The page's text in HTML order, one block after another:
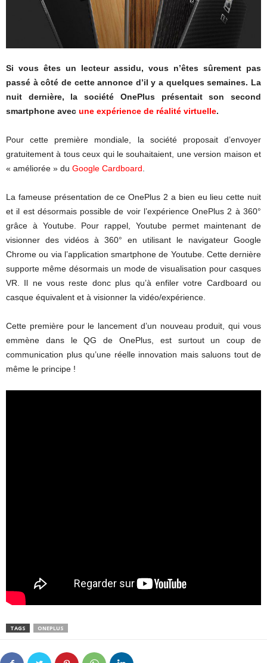
Si vous êtes un lecteur assidu, vous n’êtes sûrement pas
passé à côté de cette annonce d’il y a quelques semaines. La
nuit dernière, la société OnePlus présentait son second
smartphone avec une expérience de réalité virtuelle.
Pour cette première mondiale, la société proposait d’envoyer
gratuitement à tous ceux qui le souhaitaient, une version maison et
« améliorée » du Google Cardboard.
La fameuse présentation de ce OnePlus 2 a bien eu lieu cette nuit
et il est désormais possible de voir l’expérience OnePlus 2 à 360°
grâce à Youtube. Pour rappel, Youtube permet maintenant de
visionner des vidéos à 360° en utilisant le navigateur Google
Chrome ou via l’application smartphone de Youtube. Cette dernière
supporte même désormais un mode de visualisation pour casques
VR. Il ne vous reste donc plus qu’à enfiler votre Cardboard ou
casque équivalent et à visionner la vidéo/expérience.
Cette première pour le lancement d’un nouveau produit, qui vous
emmène dans le QG de OnePlus, est surtout un coup de
communication plus qu’une réelle innovation mais saluons tout de
même le principe !
TAGS ONEPLUS